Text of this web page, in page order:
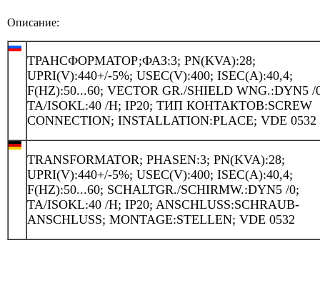
Описание:
ТРАНСФОРМАТОР;ФАЗ:3; PN(KVA):28;
UPRI(V):440+/-5%; USEC(V):400; ISEC(A):40,4;
F(HZ):50...60; VECTOR GR./SHIELD WNG.:DYN5 /
TA/ISOKL:40 /H; IP20; ТИП КОНТАКТОВ:SCREW
CONNECTION; INSTALLATION:PLACE; VDE 0532
TRANSFORMATOR; PHASEN:3; PN(KVA):28;
UPRI(V):440+/-5%; USEC(V):400; ISEC(A):40,4;
F(HZ):50...60; SCHALTGR./SCHIRMW.:DYN5 /0;
TA/ISOKL:40 /H; IP20; ANSCHLUSS:SCHRAUB-
ANSCHLUSS; MONTAGE:STELLEN; VDE 0532